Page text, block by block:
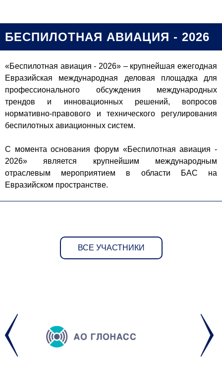
БЕСПИЛОТНАЯ АВИАЦИЯ - 2026
«Беспилотная авиация - 2026» – крупнейшая ежегодная
Евразийская международная деловая площадка для
профессионального обсуждения международных
трендов и инновационных решений, вопросов
нормативно-правового и технического регулирования
беспилотных авиационных систем.
С момента основания форум «Беспилотная авиация -
2026» является крупнейшим международным
отраслевым мероприятием в области БАС на
Евразийском пространстве.
ВСЕ УЧАСТНИКИ